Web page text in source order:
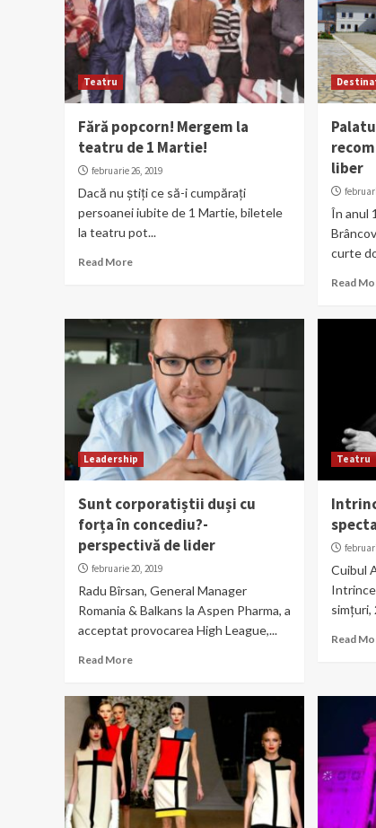
Teatru
Fără popcorn! Mergem la
teatru de 1 Martie!
februarie 26, 2019
Dacă nu știți ce să-i cumpărați
persoanei iubite de 1 Martie, biletele
la teatru pot...
Read More
liber
În anul
curte
Read
Leadership
Sunt corporatiștii duși cu
forța în concediu?-
perspectivă de lider
februarie 20, 2019
Radu Bîrsan, General Manager
Romania & Balkans la Aspen Pharma, a
acceptat provocarea High League,...
Read More
Teatru
Cuibul
simțuri,
Read